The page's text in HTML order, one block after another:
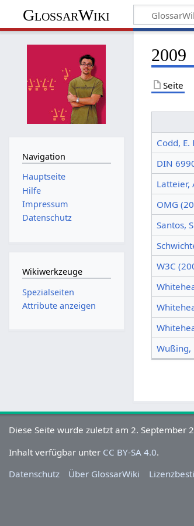
GlossarWiki
2009
Seite
Codd,
DIN
Latteier,
OMG
Santos,
W3C
Wußing,
Navigation
Hauptseite
Hilfe
Impressum
Datenschutz
Wikiwerkzeuge
Spezialseiten
Attribute anzeigen
Diese Seite wurde zuletzt am 2. September
Inhalt verfügbar unter CC BY-SA 4.0.
Datenschutz
Über GlossarWiki